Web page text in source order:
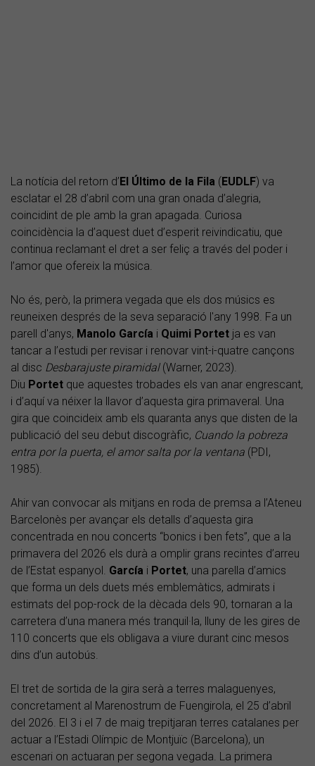
La notícia del retorn d’El Último de la Fila (EUDLF) va
esclatar el 28 d’abril com una gran onada d’alegria,
coincidint de ple amb la gran apagada. Curiosa
coincidència la d’aquest duet d’esperit reivindicatiu, que
continua reclamant el dret a ser feliç a través del poder i
l’amor que ofereix la música.
No és, però, la primera vegada que els dos músics es
reuneixen després de la seva separació l'any 1998. Fa un
parell d'anys, Manolo García i Quimi Portet ja es van
tancar a l’estudi per revisar i renovar vint-i-quatre cançons
al disc Desbarajuste piramidal(Warner, 2023).
Diu Portet que aquestes trobades els van anar engrescant,
i d’aquí va néixer la llavor d’aquesta gira primaveral. Una
gira que coincideix amb els quaranta anys que disten de la
publicació del seu debut discogràfic, Cuando la pobreza
entra por la puerta, el amor salta por la ventana (PDI,
1985).
Ahir van convocar als mitjans en roda de premsa a l’Ateneu
Barcelonès per avançar els detalls d’aquesta gira
concentrada en nou concerts “bonics i ben fets”, que a la
primavera del 2026 els durà a omplir grans recintes d’arreu
de l’Estat espanyol. García i Portet, una parella d’amics
que forma un dels duets més emblemàtics, admirats i
estimats del pop-rock de la dècada dels 90, tornaran a la
carretera d’una manera més tranquil·la, lluny de les gires de
110 concerts que els obligava a viure durant cinc mesos
dins d’un autobús.
El tret de sortida de la gira serà a terres malaguenyes,
concretament al Marenostrum de Fuengirola, el 25 d’abril
del 2026. El 3 i el 7 de maig trepitjaran terres catalanes per
actuar a l’Estadi Olímpic de Montjuïc (Barcelona), un
escenari on actuaran per segona vegada. La primera